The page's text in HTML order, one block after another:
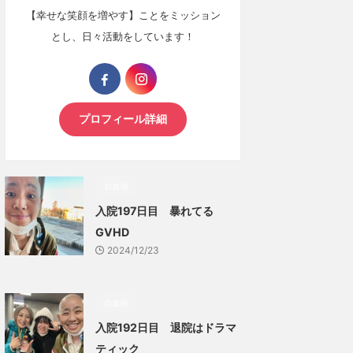
【幸せな笑顔を増やす】ことをミッション
とし、日々活動をしています！
プロフィール詳細
入院197日目 暴れてる
GVHD
2024/12/23
入院192日目 退院はドラマ
ティック